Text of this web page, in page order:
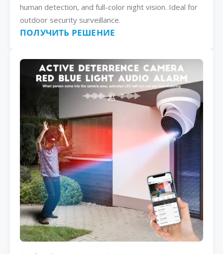
human detection, and full-color night vision. Ideal for
outdoor security surveillance.
ПОЛУЧИТЬ РЕШЕНИЕ